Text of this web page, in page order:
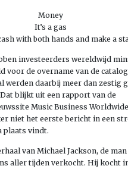
Money
It’s a gas
with both hands and make a
investeerders wereldwijd
voor de overname van de
werden daarbij meer dan zestig
blijkt uit een rapport van de
Music Business
niet het eerste bericht in een
plaats vindt.
van Michael Jackson, de man
aller tijden verkocht. Hij kocht